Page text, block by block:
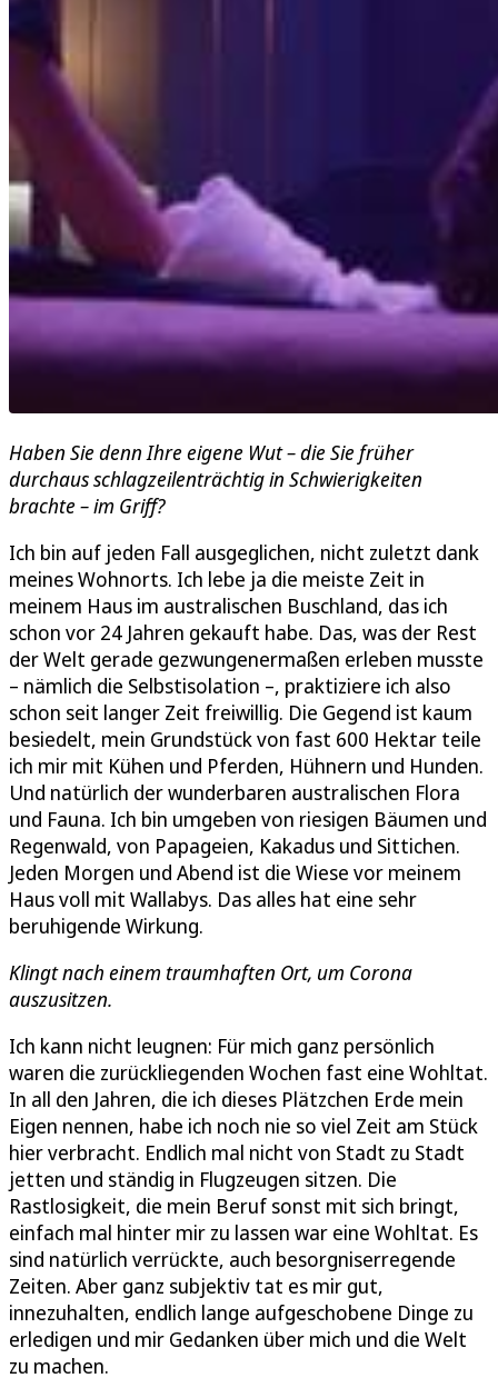
Haben Sie denn Ihre eigene Wut – die Sie früher
durchaus schlagzeilenträchtig in Schwierigkeiten
brachte – im Griff?
Ich bin auf jeden Fall ausgeglichen, nicht zuletzt dank
meines Wohnorts. Ich lebe ja die meiste Zeit in
meinem Haus im australischen Buschland, das ich
schon vor 24 Jahren gekauft habe. Das, was der Rest
der Welt gerade gezwungenermaßen erleben musste
– nämlich die Selbstisolation –, praktiziere ich also
schon seit langer Zeit freiwillig. Die Gegend ist kaum
besiedelt, mein Grundstück von fast 600 Hektar teile
ich mir mit Kühen und Pferden, Hühnern und Hunden.
Und natürlich der wunderbaren australischen Flora
und Fauna. Ich bin umgeben von riesigen Bäumen und
Regenwald, von Papageien, Kakadus und Sittichen.
Jeden Morgen und Abend ist die Wiese vor meinem
Haus voll mit Wallabys. Das alles hat eine sehr
beruhigende Wirkung.
Klingt nach einem traumhaften Ort, um Corona
auszusitzen.
Ich kann nicht leugnen: Für mich ganz persönlich
waren die zurückliegenden Wochen fast eine Wohltat.
In all den Jahren, die ich dieses Plätzchen Erde mein
Eigen nennen, habe ich noch nie so viel Zeit am Stück
hier verbracht. Endlich mal nicht von Stadt zu Stadt
jetten und ständig in Flugzeugen sitzen. Die
Rastlosigkeit, die mein Beruf sonst mit sich bringt,
einfach mal hinter mir zu lassen war eine Wohltat. Es
sind natürlich verrückte, auch besorgniserregende
Zeiten. Aber ganz subjektiv tat es mir gut,
innezuhalten, endlich lange aufgeschobene Dinge zu
erledigen und mir Gedanken über mich und die Welt
zu machen.